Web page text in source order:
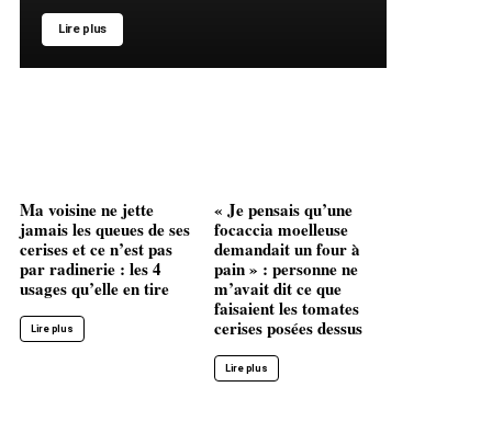
Lire plus
Ma voisine ne jette
jamais les queues de ses
cerises et ce n’est pas
par radinerie : les 4
usages qu’elle en tire
Lire plus
« Je pensais qu’une
focaccia moelleuse
demandait un four à
pain » : personne ne
m’avait dit ce que
faisaient les tomates
cerises posées dessus
Lire plus